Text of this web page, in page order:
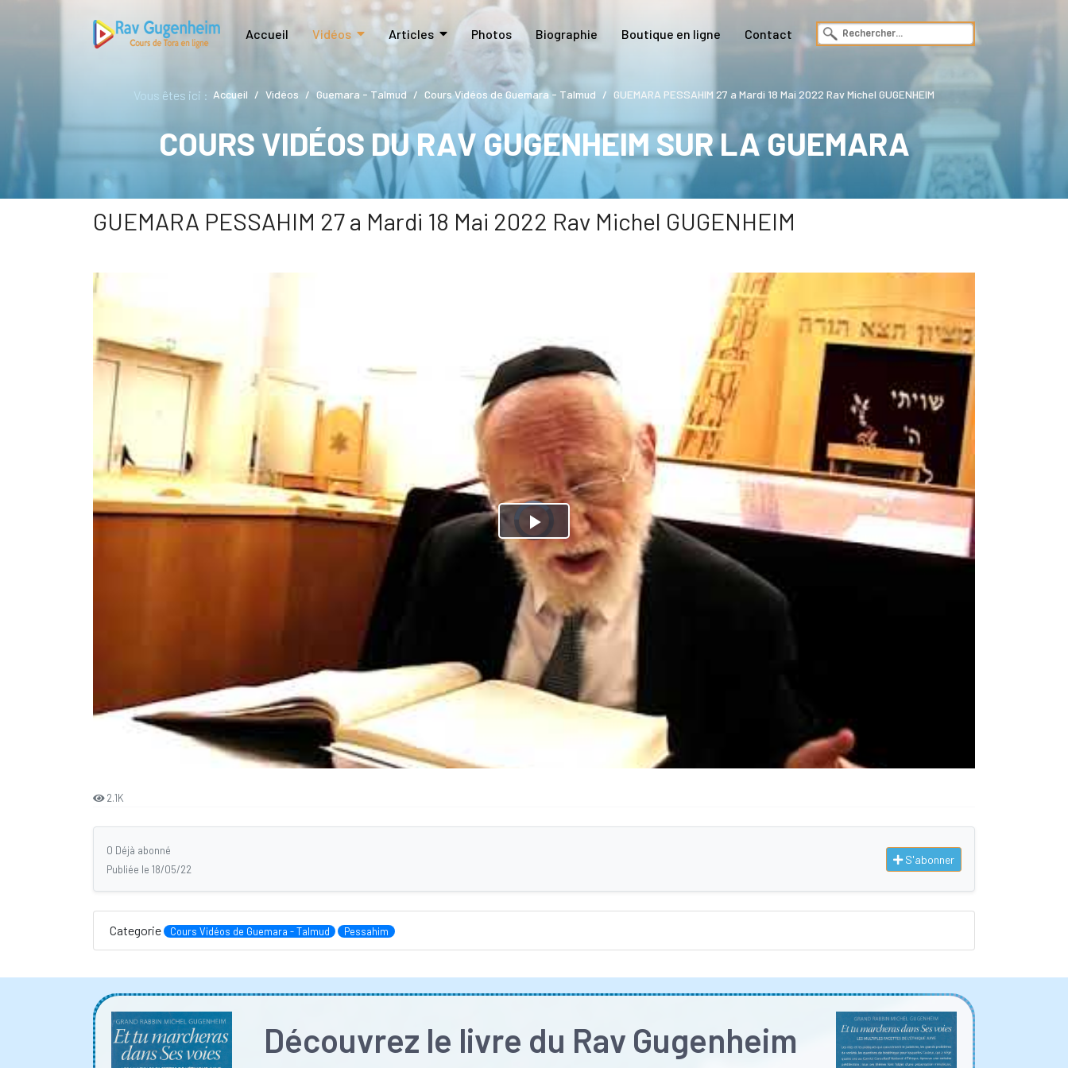
Accueil Vidéos Articles Photos Biographie Boutique en ligne Contact
Vous êtes ici : Accueil Vidéos Guemara - Talmud Cours Vidéos de Guemara - Talmud GUEMARA PESSAHIM 27 a Mardi 18 Mai 2022 Rav Michel GUGENHEIM
COURS VIDÉOS DU RAV GUGENHEIM SUR LA GUEMARA
GUEMARA PESSAHIM 27 a Mardi 18 Mai 2022 Rav Michel GUGENHEIM
Play
Video
2.1K
0 Déjà abonné
Publiée le 18/05/22
S'abonner
Categorie Cours Vidéos de Guemara - Talmud Pessahim
Découvrez le livre du Rav Gugenheim